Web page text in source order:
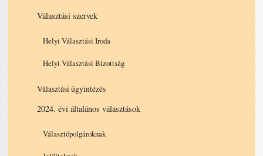
Választási szervek
Helyi Választási Iroda
Helyi Választási Bizottság
Választási ügyintézés
2024. évi általános választások
Választópolgároknak